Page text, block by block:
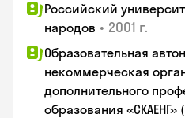
Российский
народов • 2001 г.
Образовательная
некоммерческая
дополнительного
образования «СКАЕНГ»